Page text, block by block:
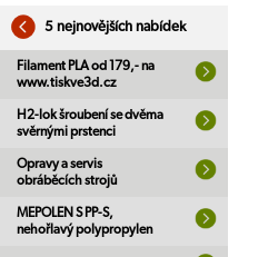
5 nejnovějších nabídek
Filament PLA od 179,- na
www.tiskve3d.cz
H2-lok šroubení se dvěma
svěrnými prstenci
Opravy a servis
obráběcích strojů
MEPOLEN S PP-S,
nehořlavý polypropylen